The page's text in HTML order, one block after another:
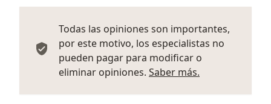
Todas las opiniones son importantes,
por este motivo, los especialistas no
pueden pagar para modificar o
eliminar opiniones. Saber más.